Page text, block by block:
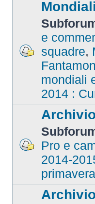
e
squadre,
mondiali
2014 :
Pro e
2014-